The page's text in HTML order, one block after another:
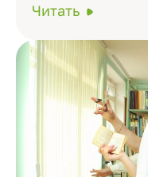
Читать